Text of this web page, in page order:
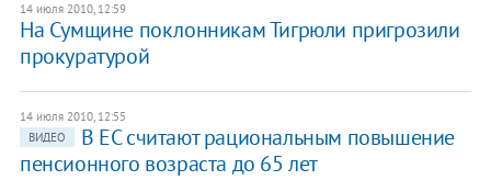
14 июля 2010, 12:59
На Сумщине поклонникам Тигрюли пригрозили
прокуратурой
14 июля 2010, 12:55
ВИДЕО
В ЕС считают рациональным повышение
пенсионного возраста до 65 лет